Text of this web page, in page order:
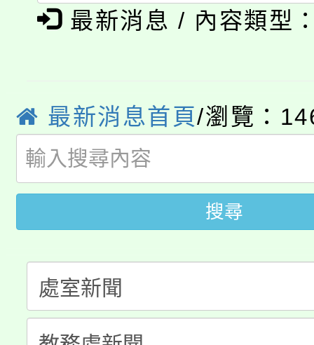
程
「本色祭」8/29、30在
局官網。
8月14至27日，桃園電
開!
115年桃園市運動會8/
田徑場及游泳池舉行。
桃園市低收入戶享有免
視費優惠，中低收入戶
半價優惠，詳情可洽有
者。
大園自造教育及科技
份教師增能研習
大溪自造教育及科技中
份教師研習
淨零綠生活教案入校路
會
115年食農教育專業人
最新消息 / 內容類型
最新消息首頁/瀏覽：
搜尋